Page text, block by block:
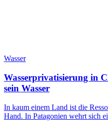
Wasser
Wasserprivatisierung in
sein Wasser
In kaum einem Land ist die
Hand. In Patagonien wehrt sich